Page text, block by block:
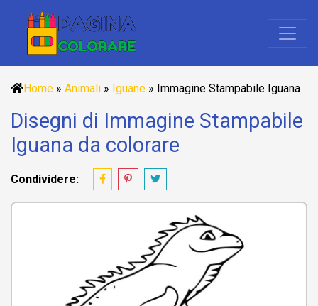
Home » Animali » Iguane » Immagine Stampabile Iguana
Disegni di Immagine Stampabile
Iguana da colorare
Condividere: